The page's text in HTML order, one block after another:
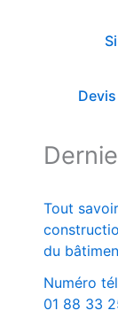
Tout
du
Numéro
01 88 33